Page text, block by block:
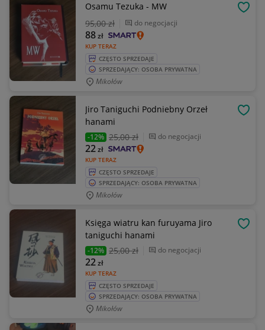
Osamu Tezuka - MW
95,00 zł do negocjacji
KUP TERAZ
88zł
CZĘSTO SPRZEDAJE
SPRZEDAJĄCY: OSOBA PRYWATNA
Mikołów
Jiro Taniguchi Podniebny Orzeł
hanami
-12% 25,00 zł do negocjacji
KUP TERAZ
22zł
CZĘSTO SPRZEDAJE
SPRZEDAJĄCY: OSOBA PRYWATNA
Mikołów
Księga wiatru kan furuyama Jiro
taniguchi hanami
-12% 25,00 zł do negocjacji
KUP TERAZ
22zł
CZĘSTO SPRZEDAJE
SPRZEDAJĄCY: OSOBA PRYWATNA
Mikołów